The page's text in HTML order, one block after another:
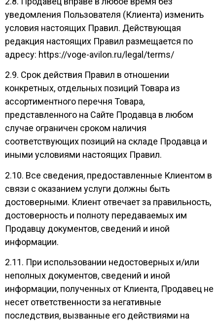
уведомления Пользователя (Клиента) изменить
условия настоящих Правил. Действующая
редакция настоящих Правил размещается по
адресу: https://voge-avilon.ru/legal/terms/
2.9. Срок действия Правил в отношении
конкретных, отдельных позиций Товара из
ассортиментного перечня Товара,
представленного на Сайте Продавца в любом
случае ограничен сроком наличия
соответствующих позиций на складе Продавца и
иными условиями настоящих Правил.
2.10. Все сведения, предоставленные Клиентом в
связи с оказанием услуги должны быть
достоверными. Клиент отвечает за правильность,
достоверность и полноту передаваемых им
Продавцу документов, сведений и иной
информации.
2.11. При использовании недостоверных и/или
неполных документов, сведений и иной
информации, полученных от Клиента, Продавец не
несет ответственности за негативные
последствия, вызванные его действиями на